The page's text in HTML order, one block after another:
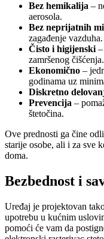
Bez hemikalija –
aerosola.
Bez neprijatnih
zagađenje vazduha.
Čisto i higijenski
zamršenog čišćenja.
Ekonomično –
godinama uz
Diskretno
Prevencija –
štetočina.
Ove prednosti ga čine
starije osobe, ali i za sve
doma.
Bezbednost i
Uređaj je projektovan
upotrebu u kućnim
pomoći će vam da